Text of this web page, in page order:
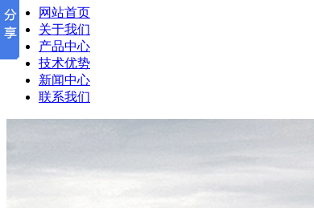
网站首页
关于我们
产品中心
技术优势
新闻中心
联系我们